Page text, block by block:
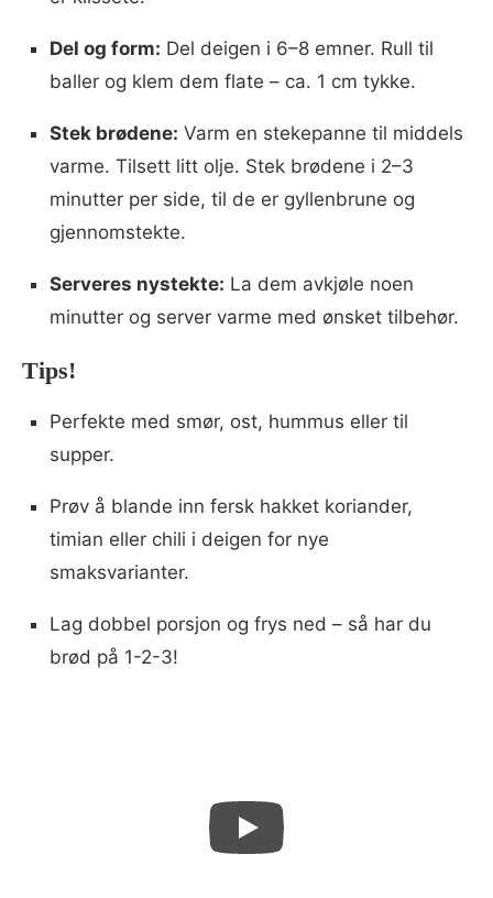
Del og form: Del deigen i 6–8 emner. Rull til
baller og klem dem flate – ca. 1 cm tykke.
Stek brødene: Varm en stekepanne til middels
varme. Tilsett litt olje. Stek brødene i 2–3
minutter per side, til de er gyllenbrune og
gjennomstekte.
Serveres nystekte: La dem avkjøle noen
minutter og server varme med ønsket tilbehør.
Tips!
Perfekte med smør, ost, hummus eller til
supper.
Prøv å blande inn fersk hakket koriander,
timian eller chili i deigen for nye
smaksvarianter.
Lag dobbel porsjon og frys ned – så har du
brød på 1-2-3!